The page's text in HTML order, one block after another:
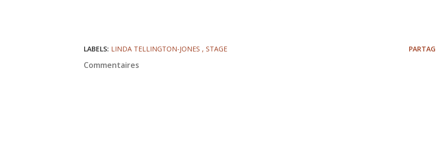
LABELS: LINDA TELLINGTON-JONES STAGE
Commentaires